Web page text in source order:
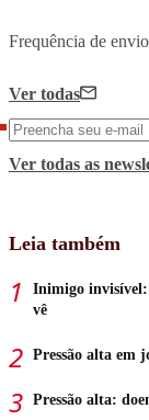
Frequência de
Ver todas
Ver todas as
Leia também
Inimigo invisível:
vê
Pressão alta em
Pressão alta: